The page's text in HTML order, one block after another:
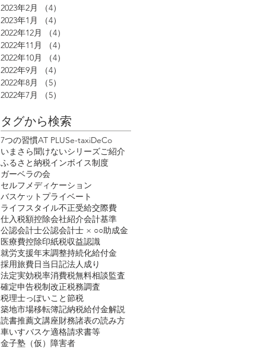
2023年2月
（4）
2023年1月
（4）
2022年12月
（4）
2022年11月
（4）
2022年10月
（4）
2022年9月
（4）
2022年8月
（5）
2022年7月
（5）
タグから検索
7つの習慣AT PLUSe-taxiDeCo
いまさら聞けないシリーズご紹介
ふるさと納税インボイス制度
ガーベラの会
セルフメディケーション
バスケット プライベート
ライフスタイル不正受給交際費
仕入税額控除会社紹介会計基準
公認会計士公認会計士 × ○○助成金
医療費控除印紙税収益認識
就労支援年末調整持続化給付金
採用旅費日当 日記法人成り
法定実効税率消費税無料相談監査
確定申告税制改正税務調査
税理士っぽいこと節税
築地市場移転簿記納税給付金解説
読書推薦文講座財務諸表の読み方
車いすバスケ適格請求書等
金子塾（仮） 障害者